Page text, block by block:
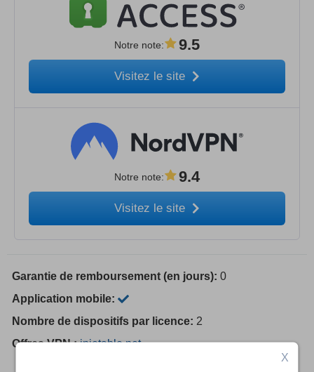
Notre note: 9.5
Visitez le site
Notre note: 9.4
Visitez le site
Garantie de remboursement (en jours): 0
Application mobile:
Nombre de dispositifs par licence: 2
Offres VPN :ipjetable.net
X